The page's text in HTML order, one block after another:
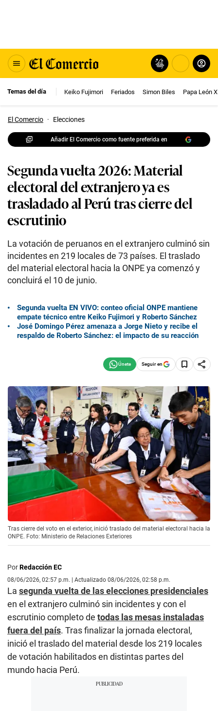
Temas del día Keiko Fujimori Feriados Simon Biles Papa León
El Comercio · Elecciones
Añadir El Comercio como fuente preferida en
Segunda vuelta 2026: Material
electoral del extranjero ya es
trasladado al Perú tras cierre del
escrutinio
La votación de peruanos en el extranjero culminó sin
incidentes en 219 locales de 73 países. El traslado
del material electoral hacia la ONPE ya comenzó y
concluirá el 10 de junio.
Segunda vuelta EN VIVO: conteo oficial ONPE mantiene
empate técnico entre Keiko Fujimori y Roberto Sánchez
José Domingo Pérez amenaza a Jorge Nieto y recibe el
respaldo de Roberto Sánchez: el impacto de su reacción
Seguir en
Tras cierre del voto en el exterior, inició traslado del material electoral hacia la
ONPE. Foto: Ministerio de Relaciones Exteriores
PorRedacción EC
08/06/2026, 02:57 p.m. | Actualizado 08/06/2026, 02:58 p.m.
La segunda vuelta de las elecciones presidenciales
en el extranjero culminó sin incidentes y con el
escrutinio completo de todas las mesas instaladas
fuera del país. Tras finalizar la jornada electoral,
inició el traslado del material desde los 219 locales
de votación habilitados en distintas partes del
mundo hacia Perú.